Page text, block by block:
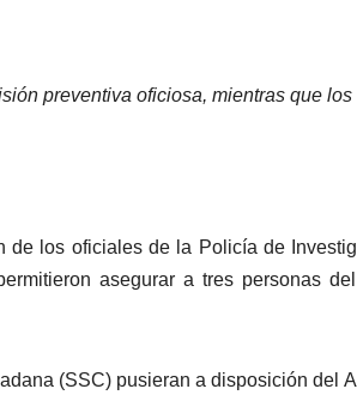
preventiva oficiosa, mientras que los
de los oficiales de la Policía de
asegurar a tres personas
(SSC) pusieran a disposición del